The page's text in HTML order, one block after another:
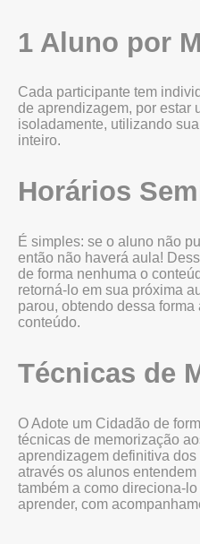
1 Aluno por
Cada participante tem
de aprendizagem, por estar
isoladamente, utilizando
inteiro.
Horários
É simples: se o aluno não
então não haverá aula!
de forma nenhuma o
retorná-lo em sua próxima
parou, obtendo dessa
conteúdo.
Técnicas de
O Adote um Cidadão de
técnicas de memorização
aprendizagem definitiva
através os alunos
também a como direciona-
aprender, com